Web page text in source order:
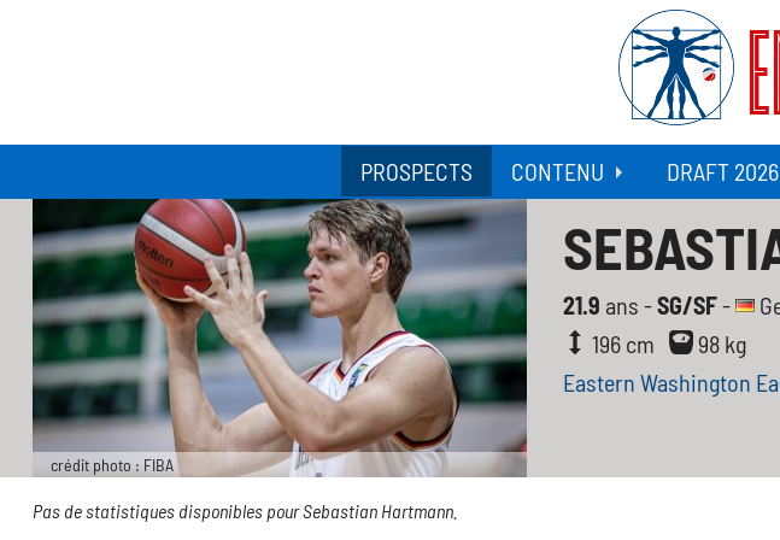
PROSPECTS CONTENU DRAFT 2026
crédit photo : FIBA
21.9 ans -SG/SF-
196 cm
98 kg
Eastern Washington
Pas de statistiques disponibles pour Sebastian Hartmann.